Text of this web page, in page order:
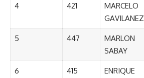
4 421
MARCELO
GAVILANEZ
5 447
MARLON
SABAY
6 415
ENRIQUE